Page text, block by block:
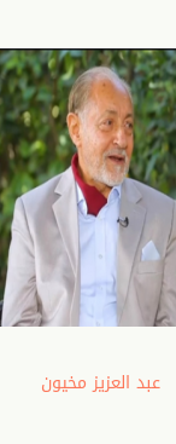
عبد العزيز مخيون